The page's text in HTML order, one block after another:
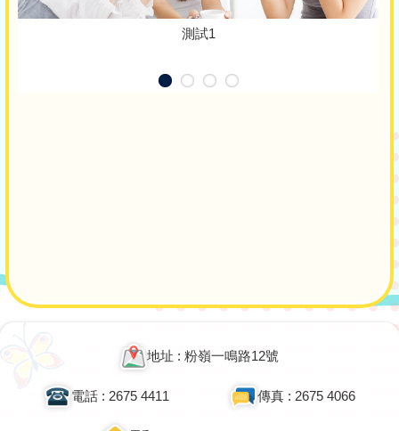
測試1
地址 : 粉嶺一鳴路12號
電話 : 2675 4411 傳真 : 2675 4066